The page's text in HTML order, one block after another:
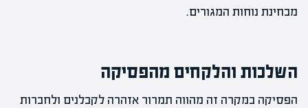
מבחינת נוחות המגורים.
השלכות והלקחים מהפסיקה
הפסיקה במקרה זה מהווה תמרור אזהרה לקבלנים ולחברות